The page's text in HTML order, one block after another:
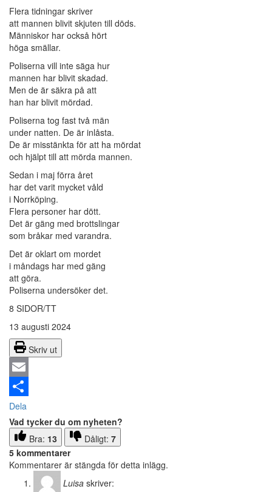
Flera tidningar skriver
att mannen blivit skjuten till döds.
Människor har också hört
höga smällar.
Poliserna vill inte säga hur
mannen har blivit skadad.
Men de är säkra på att
han har blivit mördad.
Poliserna tog fast två män
under natten. De är inlåsta.
De är misstänkta för att ha mördat
och hjälpt till att mörda mannen.
Sedan i maj förra året
har det varit mycket våld
i Norrköping.
Flera personer har dött.
Det är gäng med brottslingar
som bråkar med varandra.
Det är oklart om mordet
i måndags har med gäng
att göra.
Poliserna undersöker det.
8 SIDOR/TT
13 augusti 2024
Skriv ut
Email
Dela
Vad tycker du om nyheten?
Bra: 13 Dåligt: 7
5 kommentarer
Kommentarer är stängda för detta inlägg.
Luisa skriver: